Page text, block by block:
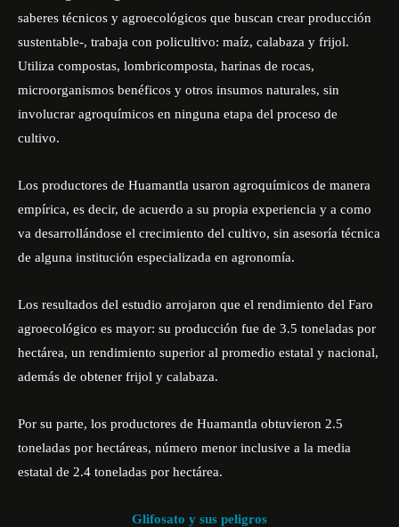
saberes técnicos y agroecológicos que buscan crear producción
sustentable-, trabaja con policultivo: maíz, calabaza y frijol.
Utiliza compostas, lombricomposta, harinas de rocas,
microorganismos benéficos y otros insumos naturales, sin
involucrar agroquímicos en ninguna etapa del proceso de
cultivo.
Los productores de Huamantla usaron agroquímicos de manera
empírica, es decir, de acuerdo a su propia experiencia y a como
va desarrollándose el crecimiento del cultivo, sin asesoría técnica
de alguna institución especializada en agronomía.
Los resultados del estudio arrojaron que el rendimiento del Faro
agroecológico es mayor: su producción fue de 3.5 toneladas por
hectárea, un rendimiento superior al promedio estatal y nacional,
además de obtener frijol y calabaza.
Por su parte, los productores de Huamantla obtuvieron 2.5
toneladas por hectáreas, número menor inclusive a la media
estatal de 2.4 toneladas por hectárea.
Glifosato y sus peligros